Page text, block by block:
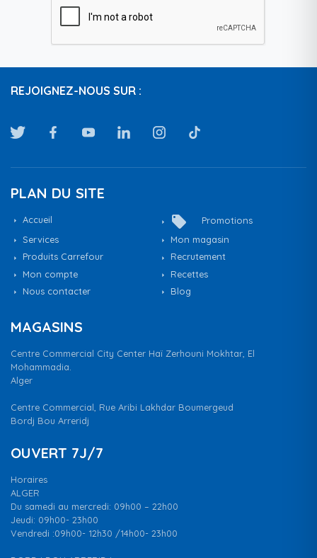
REJOIGNEZ-NOUS SUR :
PLAN DU SITE
Accueil local_offer
Promotions
Services
Mon magasin
Produits Carrefour
Recrutement
Mon compte
Recettes
Nous contacter
Blog
MAGASINS
Centre Commercial City Center Haï Zerhouni Mokhtar, El
Mohammadia.
Alger
Centre Commercial, Rue Aribi Lakhdar Boumergeud
Bordj Bou Arreridj
OUVERT 7J/7
Horaires
ALGER
Du samedi au mercredi: 09h00 – 22h00
Jeudi: 09h00- 23h00
Vendredi :09h00- 12h30 /14h00- 23h00